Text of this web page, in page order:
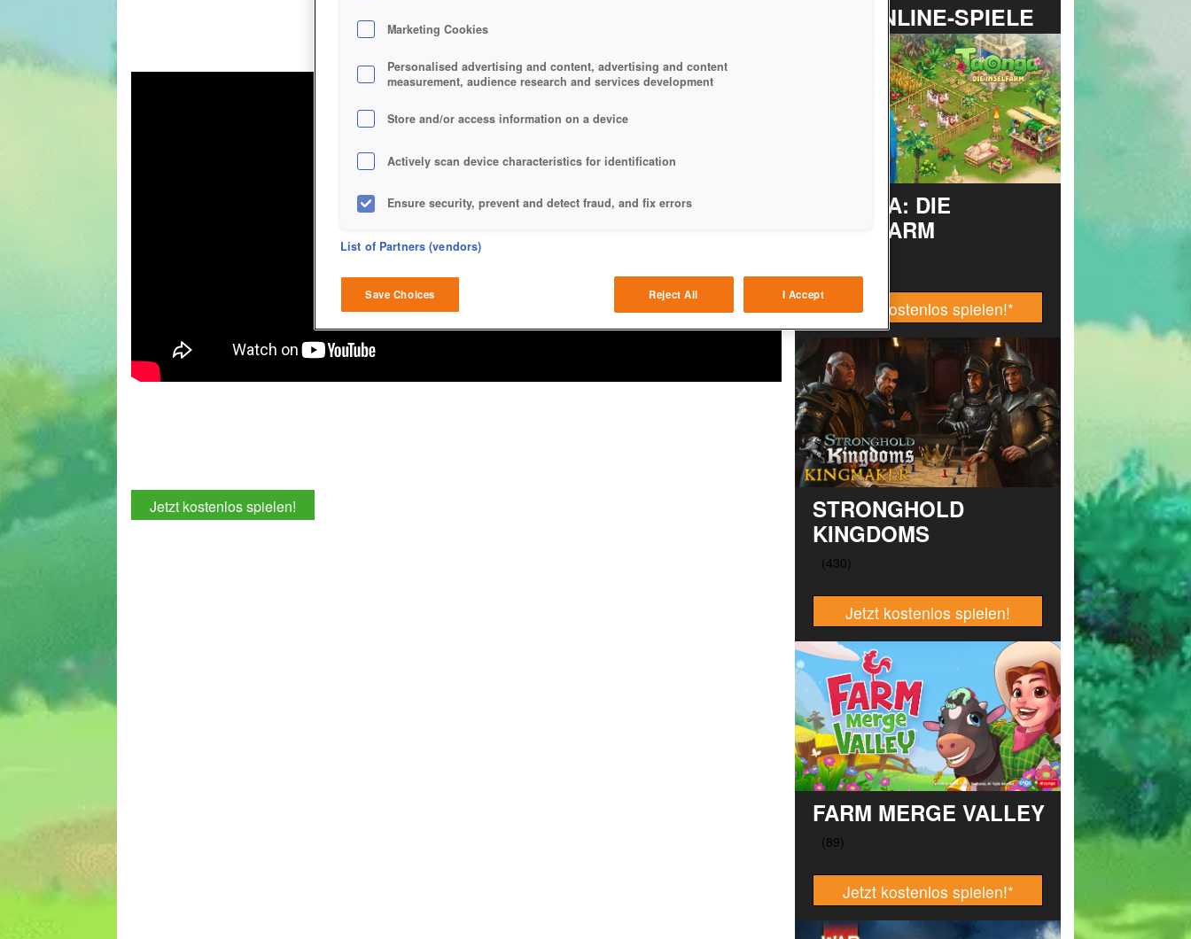
Jetzt kostenlos spielen!
TOP ONLINE-SPIELE
TAONGA: DIE
INSELFARM
Jetzt kostenlos spielen!*
STRONGHOLD
KINGDOMS
Jetzt kostenlos spielen!
FARM MERGE VALLEY
Jetzt kostenlos spielen!*
Marketing Cookies
Personalised advertising and content, advertising and content
measurement, audience research and services development
Store and/or access information on a device
Actively scan device characteristics for identification
Ensure security, prevent and detect fraud, and fix errors
Deliver and present advertising and content
Match and combine data from other data sources
Link different devices
List of Partners (vendors)
Save Choices Reject All I Accept